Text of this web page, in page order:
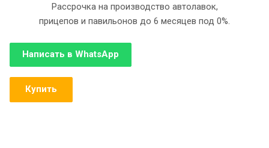
Рассрочка на производство автолавок,
прицепов и павильонов до 6 месяцев под 0%.
Написать в WhatsApp
Купить